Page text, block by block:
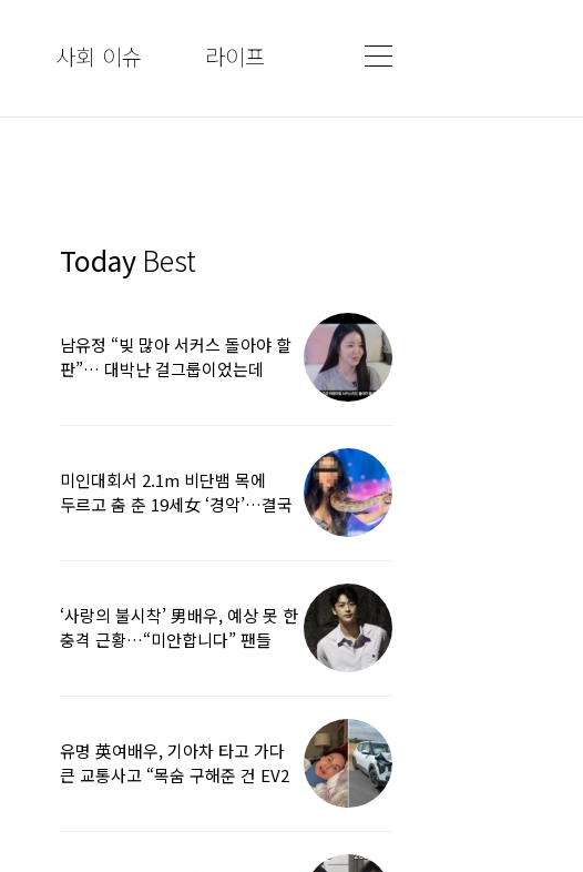
사회 이슈 라이프
Today Best
남유정 “빚 많아 서커스 돌아야 할
판”… 대박난 걸그룹이었는데
미인대회서 2.1m 비단뱀 목에
두르고 춤 춘 19세女 ‘경악’…결국
‘사랑의 불시착’ 男배우, 예상 못 한
충격 근황…“미안합니다” 팬들
유명 英여배우, 기아차 타고 가다
큰 교통사고 “목숨 구해준 건 EV2